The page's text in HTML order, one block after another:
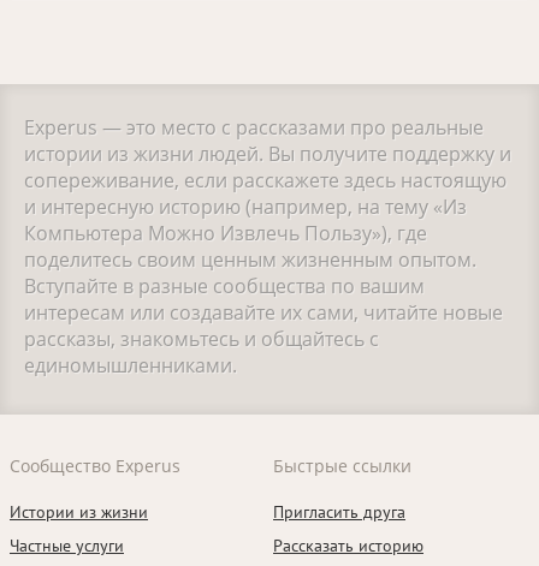
Experus — это место с рассказами про реальные
истории из жизни людей. Вы получите поддержку и
сопереживание, если расскажете здесь настоящую
и интересную историю (например, на тему «Из
Компьютера Можно Извлечь Пользу»), где
поделитесь своим ценным жизненным опытом.
Вступайте в разные сообщества по вашим
интересам или создавайте их сами, читайте новые
рассказы, знакомьтесь и общайтесь с
единомышленниками.
Сообщество Experus
Истории из жизни
Частные услуги
Быстрые ссылки
Пригласить друга
Рассказать историю